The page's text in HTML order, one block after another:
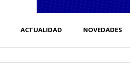
ACTUALIDAD NOVEDADES